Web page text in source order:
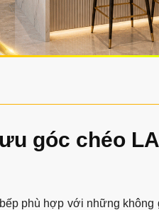
góc chéo
phù hợp với những không